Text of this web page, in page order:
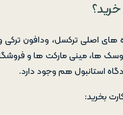
اصلی ترکسل، ودافون ترکی
ها، مینی مارکت ها و
استانبول هم وجود دارد.
بخرید: